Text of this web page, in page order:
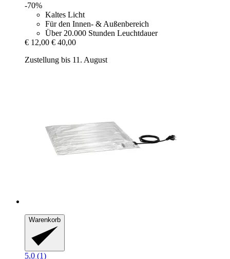
-70%
Kaltes Licht
Für den Innen- & Außenbereich
Über 20.000 Stunden Leuchtdauer
€ 12,00 € 40,00
Zustellung bis 11. August
Warenkorb
5.0 (1)